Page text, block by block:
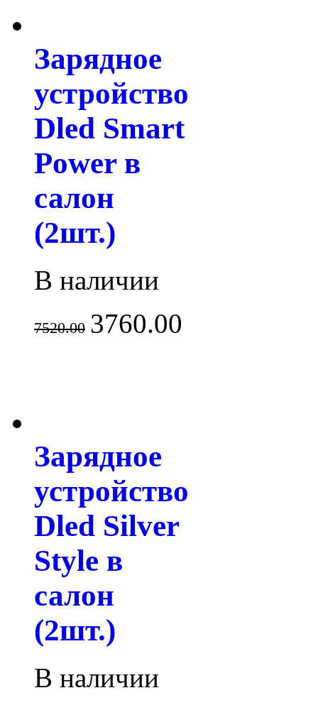
Зарядное
устройство
Dled Smart
Power в
салон
(2шт.)
В наличии
7520.00 3760.00
Зарядное
устройство
Dled Silver
Style в
салон
(2шт.)
В наличии